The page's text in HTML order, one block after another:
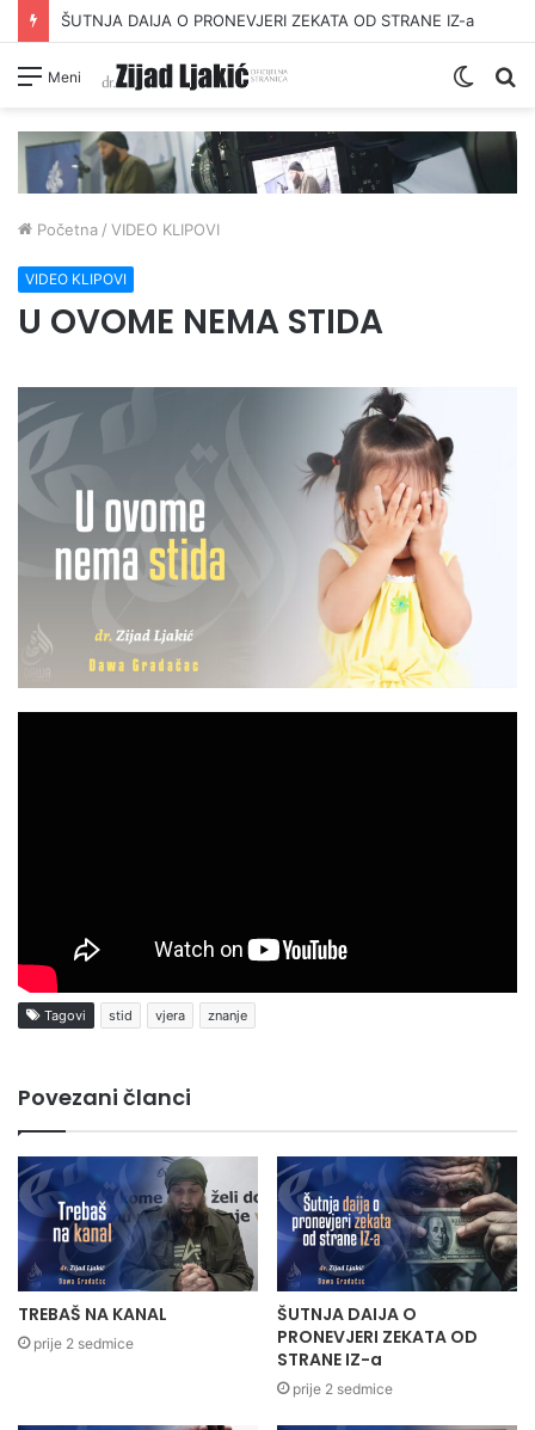
ŠUTNJA DAIJA O PRONEVJERI ZEKATA OD STRANE IZ-a
Meni
Switch
Početna / VIDEO KLIPOVI
VIDEO KLIPOVI
U OVOME NEMA STIDA
Tagovi stid vjera znanje
Povezani članci
TREBAŠ NA KANAL
prije 2 sedmice
ŠUTNJA DAIJA O
PRONEVJERI ZEKATA OD
STRANE IZ-a
prije 2 sedmice